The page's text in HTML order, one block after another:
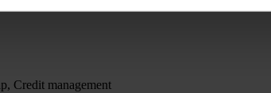
Credit management